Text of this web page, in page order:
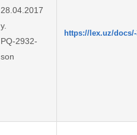
28.04.2017
y.
PQ-2932-
son
https://lex.uz/docs/-